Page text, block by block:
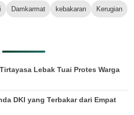
Damkarmat kebakaran Kerugian
Lebak Tuai Protes Warga
DKI yang Terbakar dari Empat